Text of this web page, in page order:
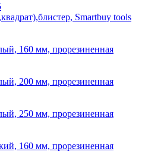
Smartbuy tools
160 мм, прорезиненная
200 мм, прорезиненная
250 мм, прорезиненная
160 мм, прорезиненная